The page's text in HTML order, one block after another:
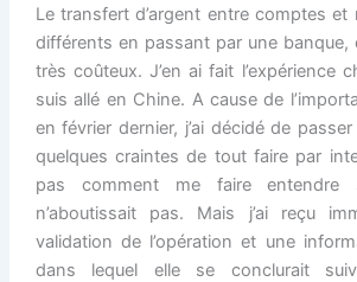
Le transfert d’argent entre comptes et
différents en passant par une banque,
très coûteux. J’en ai fait l’expérience
suis allé en Chine. A cause de
en février dernier, j’ai décidé de passer
quelques craintes de tout faire par
pas comment me faire entendre
n’aboutissait pas. Mais j’ai reçu
validation de l’opération et une
dans lequel elle se conclurait